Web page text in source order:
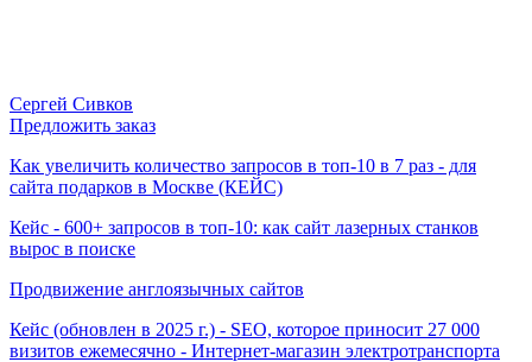
Сергей Сивков
Предложить заказ
Как увеличить количество запросов в топ-10 в 7 раз - для
сайта подарков в Москве (КЕЙС)
Кейс - 600+ запросов в топ-10: как сайт лазерных станков
вырос в поиске
Продвижение англоязычных сайтов
Кейс (обновлен в 2025 г.) - SEO, которое приносит 27 000
визитов ежемесячно - Интернет-магазин электротранспорта